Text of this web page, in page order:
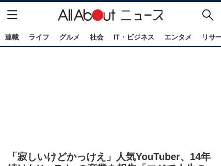
連載 ライフ グルメ 社会 IT・ビジネス エンタメ リサ
「寂しいけどかっけえ」人気YouTuber、14年